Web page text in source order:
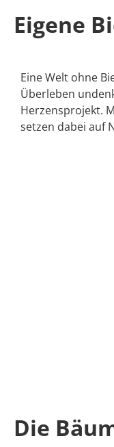
Eigene
Eine Welt ohne
Überleben
Herzensprojekt.
setzen dabei auf
Die